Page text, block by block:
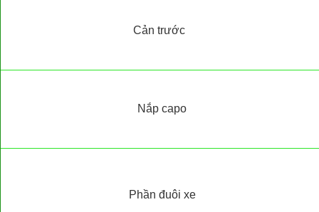
Cản trước
Nắp capo
Phần đuôi xe